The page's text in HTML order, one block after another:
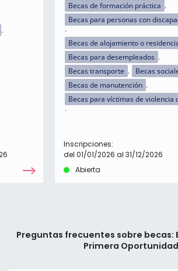
Becas de formación práctica
Becas para personas con
Becas de alojamiento o
Becas para desempleados
Becas transporte
Becas
Becas de manutención
Becas para víctimas de violencia
Inscripciones:
del 01/01/2026 al 31/12/2026
Abierta
Preguntas frecuentes sobre becas:
Primera Oportunidad